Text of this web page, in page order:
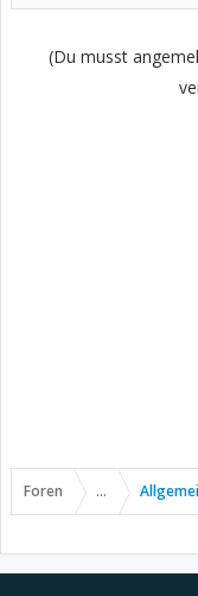
(Du musst
Foren ...